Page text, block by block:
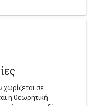
σε
η θεωρητική